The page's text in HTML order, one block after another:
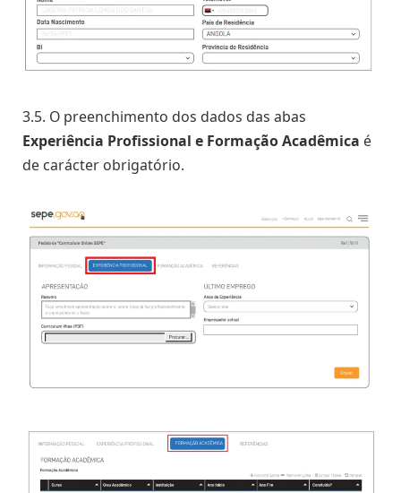
3.5. O preenchimento dos dados das abas
Experiência Profissional e Formação Acadêmica é
de carácter obrigatório.